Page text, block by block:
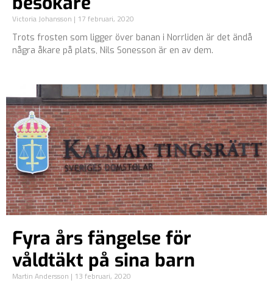
Victoria Johansson
17 februari, 2020
Trots frosten som ligger över banan i Norrliden är det ändå
några åkare på plats, Nils Sonesson är en av dem.
Fyra års fängelse för
våldtäkt på sina barn
Martin Andersson
13 februari, 2020